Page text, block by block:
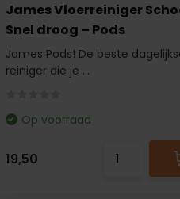
James Vloerreiniger
Snel droog – Pods
James Pods! De beste
reiniger die je ...
Op voorraad
19,50